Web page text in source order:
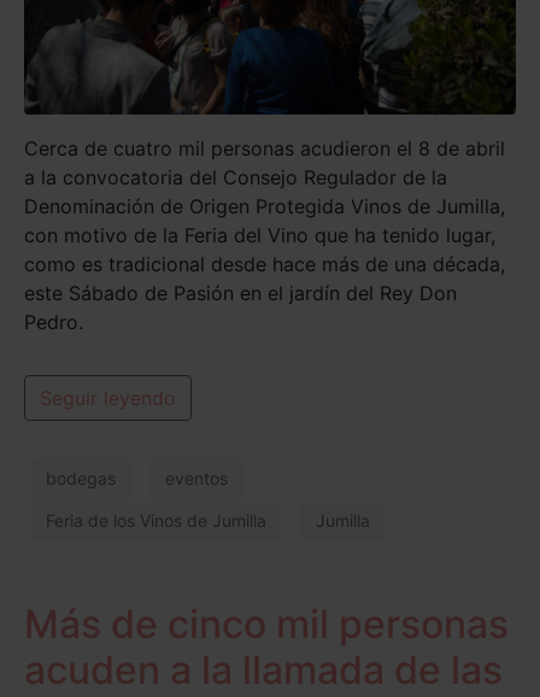
Cerca de cuatro mil personas acudieron el 8 de abril
a la convocatoria del Consejo Regulador de la
Denominación de Origen Protegida Vinos de Jumilla,
con motivo de la Feria del Vino que ha tenido lugar,
como es tradicional desde hace más de una década,
este Sábado de Pasión en el jardín del Rey Don
Pedro.
Seguir leyendo
bodegas eventos
Feria de los Vinos de Jumilla Jumilla
Más de cinco mil personas
acuden a la llamada de las